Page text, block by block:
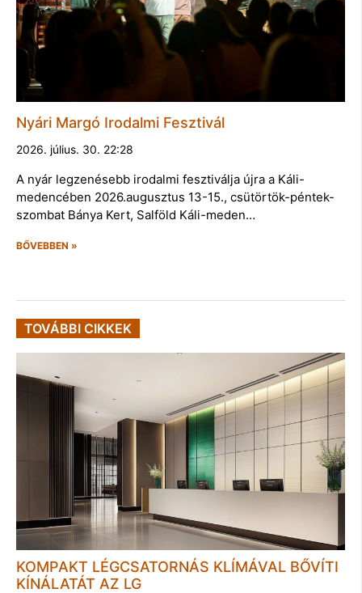
Nyári Margó Irodalmi Fesztivál
2026. július. 30. 22:28
A nyár legzenésebb irodalmi fesztiválja újra a Káli-
medencében 2026.augusztus 13-15., csütörtök-péntek-
szombat Bánya Kert, Salföld Káli-meden…
BŐVEBBEN »
TOVÁBBI CIKKEK
KOMPAKT LÉGCSATORNÁS KLÍMÁVAL BŐVÍTI
KÍNÁLATÁT AZ LG